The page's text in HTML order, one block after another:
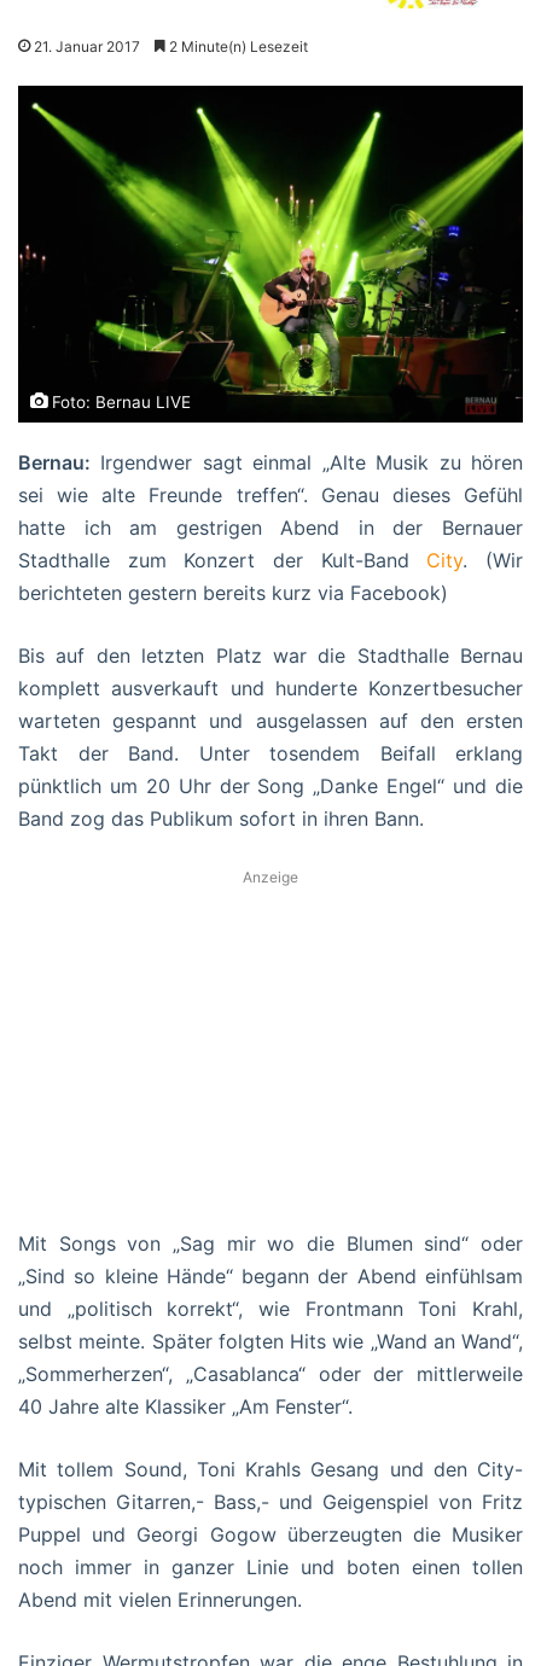
21. Januar 2017 2 Minute(n) Lesezeit
Foto: Bernau LIVE
Bernau: Irgendwer sagt einmal „Alte Musik zu hören
sei wie alte Freunde treffen“. Genau dieses Gefühl
hatte ich am gestrigen Abend in der Bernauer
Stadthalle zum Konzert der Kult-Band City. (Wir
berichteten gestern bereits kurz via Facebook)
Bis auf den letzten Platz war die Stadthalle Bernau
komplett ausverkauft und hunderte Konzertbesucher
warteten gespannt und ausgelassen auf den ersten
Takt der Band. Unter tosendem Beifall erklang
pünktlich um 20 Uhr der Song „Danke Engel“ und die
Band zog das Publikum sofort in ihren Bann.
Anzeige
Mit Songs von „Sag mir wo die Blumen sind“ oder
„Sind so kleine Hände“ begann der Abend einfühlsam
und „politisch korrekt“, wie Frontmann Toni Krahl,
selbst meinte. Später folgten Hits wie „Wand an Wand“,
„Sommerherzen“, „Casablanca“ oder der mittlerweile
40 Jahre alte Klassiker „Am Fenster“.
Mit tollem Sound, Toni Krahls Gesang und den City-
typischen Gitarren,- Bass,- und Geigenspiel von Fritz
Puppel und Georgi Gogow überzeugten die Musiker
noch immer in ganzer Linie und boten einen tollen
Abend mit vielen Erinnerungen.